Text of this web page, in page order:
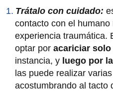
Trátalo con cuidado:
contacto con el
experiencia traumática.
optar por acariciar solo
instancia, y luego por
las puede realizar
acostumbrando al tacto